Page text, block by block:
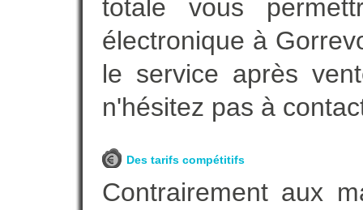
totale vous
électronique à
le service après
n'hésitez pas à
Des tarifs compétitifs
Contrairement aux